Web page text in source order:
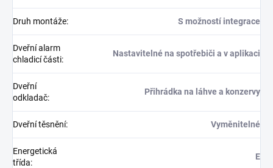
Druh montáže: S možností integrace
Dveřní alarm
chladicí části:
Nastavitelné na spotřebiči a v aplikaci
Dveřní
odkladač:
Přihrádka na láhve a konzervy
Dveřní těsnění: Vyměnitelné
Energetická
třída:
E